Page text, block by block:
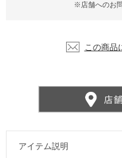
※店舗へのお
この商品
アイテム説明